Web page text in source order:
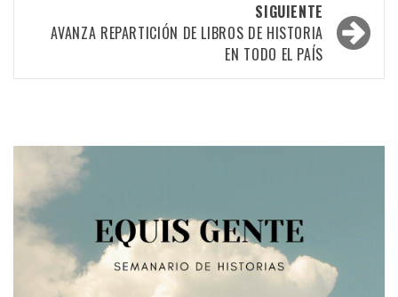
entradas
SIGUIENTE
AVANZA REPARTICIÓN DE LIBROS DE HISTORIA
EN TODO EL PAÍS